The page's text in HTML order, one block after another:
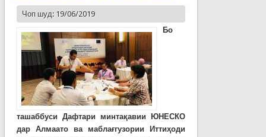
Чоп шуд: 19/06/2019
Бо
ташаббуси Дафтари минтақавии ЮНЕСКО
дар Алмаато ва маблағгузории Иттиҳоди